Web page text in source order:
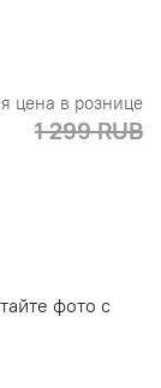
цена в рознице
1 299 RUB
фото с